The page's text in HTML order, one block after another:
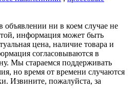
ни в коем случае не
информация может быть
цена, наличие товара и
согласовываются в
Мы стараемся поддерживать
но время от времени случаются
Извините, пожалуйста, за